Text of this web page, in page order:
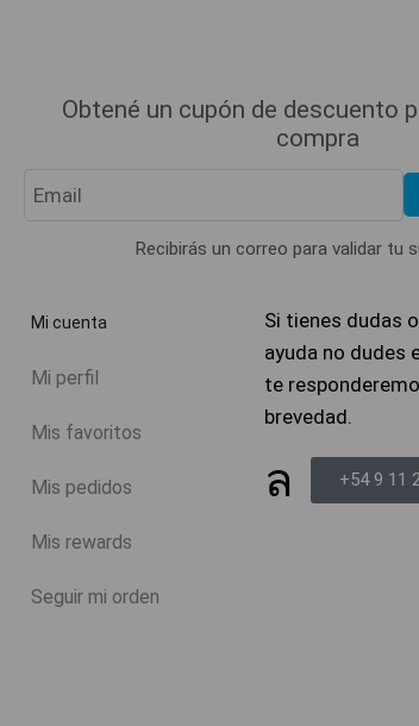
Obtené un cupón de descuento
compra
Recibirás un correo para validar tu
Mi cuenta
Mi perfil
Mis favoritos
Mis pedidos
Mis rewards
Seguir mi orden
Si tienes dudas
ayuda no dudes
te
brevedad.
+54 9 11